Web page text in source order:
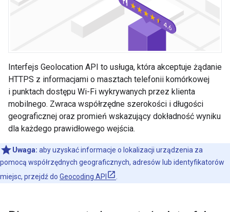
Interfejs Geolocation API to usługa, która akceptuje żądanie
HTTPS z informacjami o masztach telefonii komórkowej
i punktach dostępu Wi-Fi wykrywanych przez klienta
mobilnego. Zwraca współrzędne szerokości i długości
geograficznej oraz promień wskazujący dokładność wyniku
dla każdego prawidłowego wejścia.
Uwaga: aby uzyskać informacje o lokalizacji urządzenia za
pomocą współrzędnych geograficznych, adresów lub identyfikatorów
miejsc, przejdź do Geocoding API .